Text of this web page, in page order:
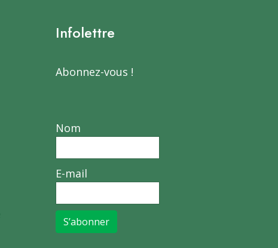
Infolettre
Abonnez-vous !
Nom
E-mail
S’abonner